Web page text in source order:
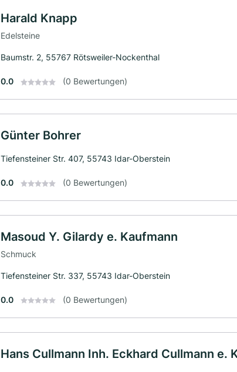
Harald Knapp
Edelsteine
Baumstr. 2, 55767 Rötsweiler-Nockenthal
0.0 (0 Bewertungen)
Günter Bohrer
Tiefensteiner Str. 407, 55743 Idar-Oberstein
0.0 (0 Bewertungen)
Masoud Y. Gilardy e. Kaufmann
Schmuck
Tiefensteiner Str. 337, 55743 Idar-Oberstein
0.0 (0 Bewertungen)
Hans Cullmann Inh. Eckhard Cullmann e.